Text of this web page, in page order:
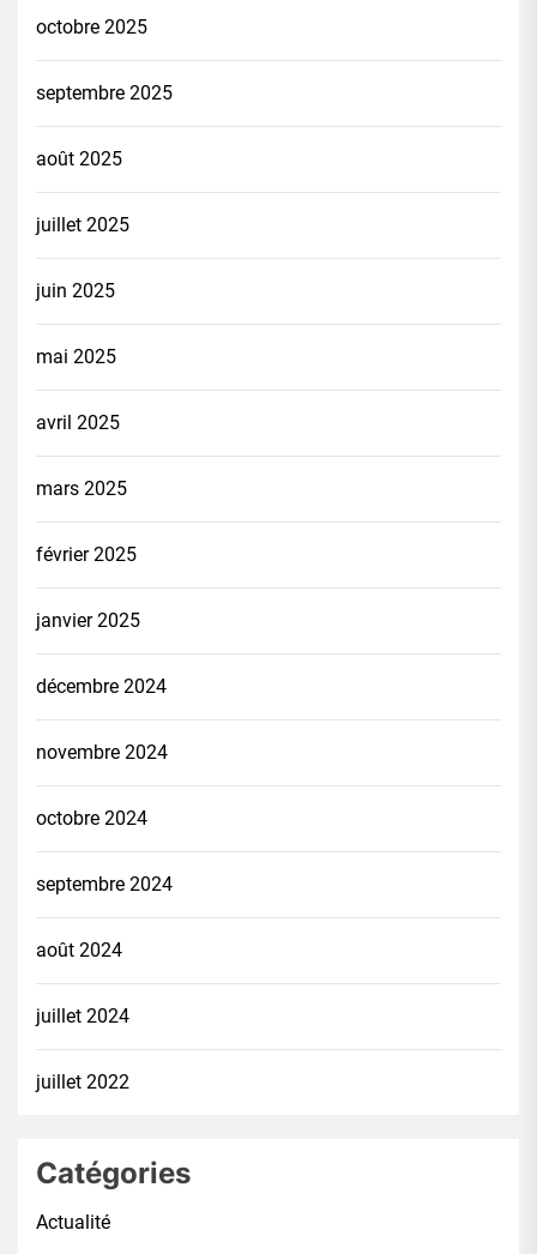
octobre 2025
septembre 2025
août 2025
juillet 2025
juin 2025
mai 2025
avril 2025
mars 2025
février 2025
janvier 2025
décembre 2024
novembre 2024
octobre 2024
septembre 2024
août 2024
juillet 2024
juillet 2022
Catégories
Actualité